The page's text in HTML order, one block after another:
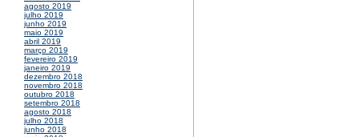
agosto 2019
julho 2019
junho 2019
maio 2019
abril 2019
março 2019
fevereiro 2019
janeiro 2019
dezembro 2018
novembro 2018
outubro 2018
setembro 2018
agosto 2018
julho 2018
junho 2018